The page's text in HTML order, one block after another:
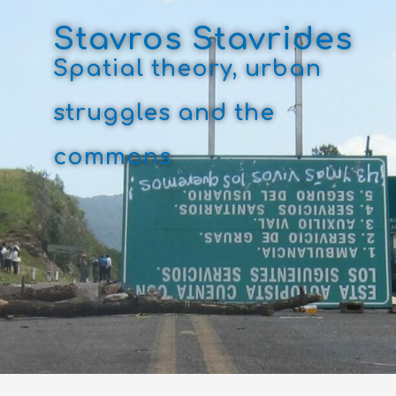
Stavros Stavrides
Spatial theory, urban
struggles and the
commons